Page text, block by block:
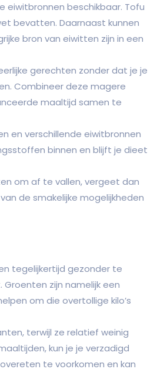
eiwitbronnen beschikbaar. Tofu
bevatten. Daarnaast kunnen
bron van eiwitten zijn in een
gerechten zonder dat je je
Combineer deze magere
maaltijd samen te
en verschillende eiwitbronnen
binnen en blijft je dieet
om af te vallen, vergeet dan
de smakelijke mogelijkheden
tegelijkertijd gezonder te
zijn namelijk een
om die overtollige kilo’s
terwijl ze relatief weinig
kun je je verzadigd
te voorkomen en kan